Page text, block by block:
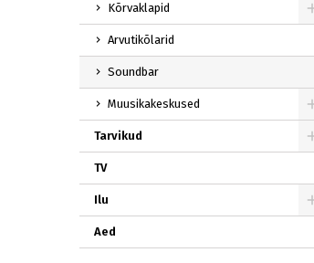
Kõrvaklapid
Arvutikõlarid
Soundbar
Muusikakeskused
Tarvikud
TV
Ilu
Aed